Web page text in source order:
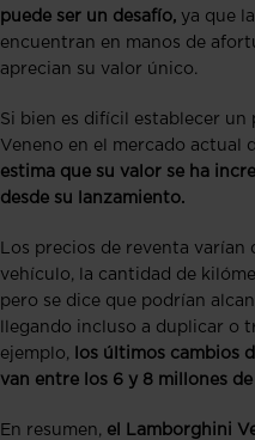
puede ser un desafío, ya que
encuentran en manos de
aprecian su valor único.
Si bien es difícil establecer
Veneno en el mercado actual
estima que su valor se ha
desde su lanzamiento.
Los precios de reventa varían
vehículo, la cantidad de
pero se dice que podrían
llegando incluso a duplicar o
ejemplo,
los últimos cambios
van entre los 6 y 8 millones de
En resumen, el Lamborghini